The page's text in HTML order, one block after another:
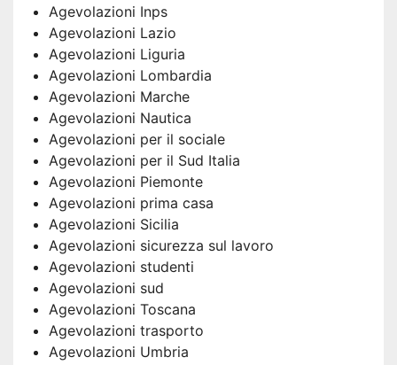
Agevolazioni Inps
Agevolazioni Lazio
Agevolazioni Liguria
Agevolazioni Lombardia
Agevolazioni Marche
Agevolazioni Nautica
Agevolazioni per il sociale
Agevolazioni per il Sud Italia
Agevolazioni Piemonte
Agevolazioni prima casa
Agevolazioni Sicilia
Agevolazioni sicurezza sul lavoro
Agevolazioni studenti
Agevolazioni sud
Agevolazioni Toscana
Agevolazioni trasporto
Agevolazioni Umbria